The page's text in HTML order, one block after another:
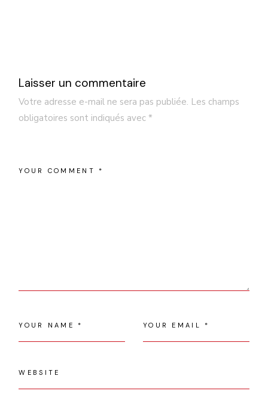
Laisser un commentaire
Votre adresse e-mail ne sera pas publiée. Les champs
obligatoires sont indiqués avec*